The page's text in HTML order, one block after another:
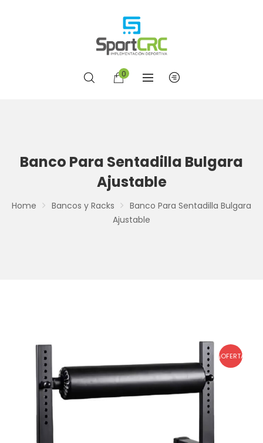
0
Banco Para Sentadilla Bulgara
Ajustable
Home Bancos y Racks
Banco Para Sentadilla Bulgara
Ajustable
¡OFERTA!